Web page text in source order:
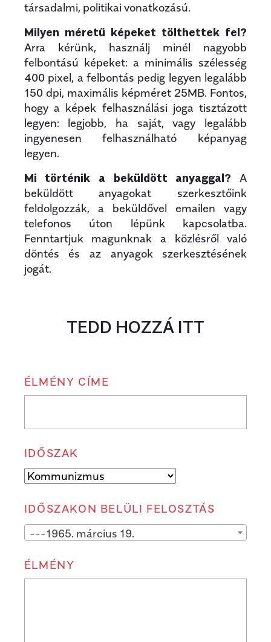
társadalmi, politikai vonatkozású.
Milyen méretű képeket tölthettek fel?
Arra kérünk, használj minél nagyobb
felbontású képeket: a minimális szélesség
400 pixel, a felbontás pedig legyen legalább
150 dpi, maximális képméret 25MB. Fontos,
hogy a képek felhasználási joga tisztázott
legyen: legjobb, ha saját, vagy legalább
ingyenesen felhasználható képanyag
legyen.
Mi történik a beküldött anyaggal? A
beküldött anyagokat szerkesztőink
feldolgozzák, a beküldővel emailen vagy
telefonos úton lépünk kapcsolatba.
Fenntartjuk magunknak a közlésről való
döntés és az anyagok szerkesztésének
jogát.
TEDD HOZZÁ ITT
ÉLMÉNY CÍME
IDŐSZAK
IDŐSZAKON BELÜLI FELOSZTÁS
---1965. március 19.
ÉLMÉNY